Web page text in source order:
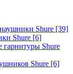
Shure [39]
Shure [6]
гарнитуры Shure
Shure [6]